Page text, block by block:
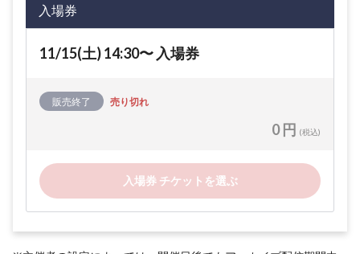
入場券
11/15(土) 14:30〜 入場券
販売終了 売り切れ
0 円 (税込)
入場券 チケットを選ぶ